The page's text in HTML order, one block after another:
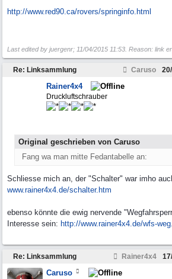
http://www.red90.ca/rovers/springinfo.html
Last edited by juergenr; 11/04/2015 11:53 . Reason: link
Re: Linksammlung Caruso
Rainer4x4
Druckluftschrauber
Original geschrieben von Caruso
Fang wa man mitte Fedantabelle an:
Schliesse mich an, der "Schalter" war imho
www.rainer4x4.de/schalter.htm
ebenso könnte die ewig nervende
Interesse sein: http://www.rainer4x4.de/wfs-
Re: Linksammlung Rainer4x4
Caruso